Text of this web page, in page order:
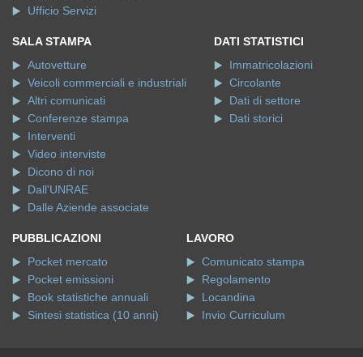
Ufficio Servizi
SALA STAMPA
Autovetture
Veicoli commerciali e industriali
Altri comunicati
Conferenze stampa
Interventi
Video interviste
Dicono di noi
Dall'UNRAE
Dalle Aziende associate
DATI STATISTICI
Immatricolazioni
Circolante
Dati di settore
Dati storici
PUBBLICAZIONI
Pocket mercato
Pocket emissioni
Book statistiche annuali
Sintesi statistica (10 anni)
LAVORO
Comunicato stampa
Regolamento
Locandina
Invio Curriculum